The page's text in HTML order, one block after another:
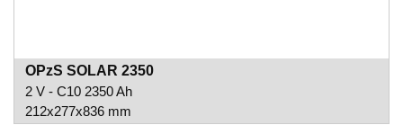
OPzS SOLAR 2350
2 V - C10 2350 Ah
212x277x836 mm